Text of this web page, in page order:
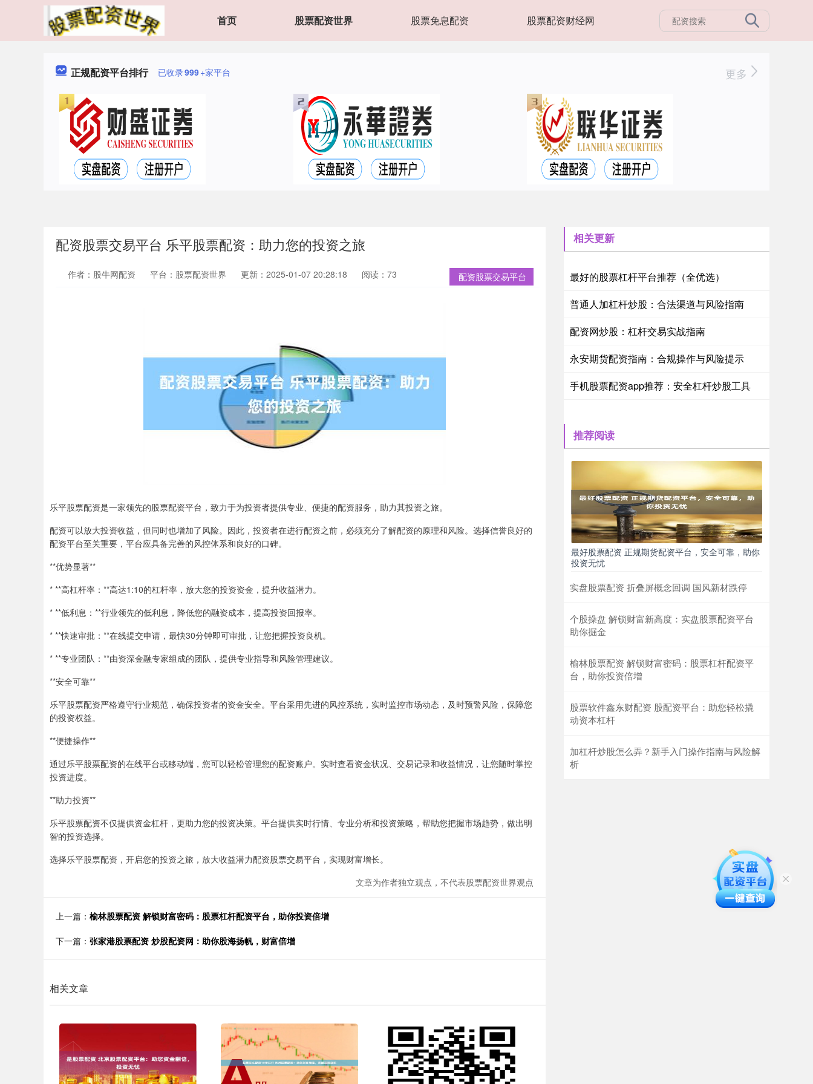
首页 股票配资世界 股票免息配资 股票配资财经网
正规配资平台排行 已收录999+家平台 更多
配资股票交易平台 乐平股票配资：助力您的投资之旅
配资股票交易平台
作者：股牛网配资 平台：股票配资世界 更新：2025-01-07 20:28:18 阅读：73
乐平股票配资是一家领先的股票配资平台，致力于为投资者提供专业、便捷的配资服务，助力其投资之旅。
配资可以放大投资收益，但同时也增加了风险。因此，投资者在进行配资之前，必须充分了解配资的原理和风险。选择信誉良好的
配资平台至关重要，平台应具备完善的风控体系和良好的口碑。
**优势显著**
* **高杠杆率：**高达1:10的杠杆率，放大您的投资资金，提升收益潜力。
* **低利息：**行业领先的低利息，降低您的融资成本，提高投资回报率。
* **快速审批：**在线提交申请，最快30分钟即可审批，让您把握投资良机。
* **专业团队：**由资深金融专家组成的团队，提供专业指导和风险管理建议。
**安全可靠**
乐平股票配资严格遵守行业规范，确保投资者的资金安全。平台采用先进的风控系统，实时监控市场动态，及时预警风险，保障您
的投资权益。
**便捷操作**
通过乐平股票配资的在线平台或移动端，您可以轻松管理您的配资账户。实时查看资金状况、交易记录和收益情况，让您随时掌控
投资进度。
**助力投资**
乐平股票配资不仅提供资金杠杆，更助力您的投资决策。平台提供实时行情、专业分析和投资策略，帮助您把握市场趋势，做出明
智的投资选择。
选择乐平股票配资，开启您的投资之旅，放大收益潜力配资股票交易平台，实现财富增长。
文章为作者独立观点，不代表股票配资世界观点
上一篇： 榆林股票配资 解锁财富密码：股票杠杆配资平台，助你投资倍增
下一篇： 张家港股票配资 炒股配资网：助你股海扬帆，财富倍增
相关文章
相关更新
最好的股票杠杆平台推荐（全优选）
普通人加杠杆炒股：合法渠道与风险指南
配资网炒股：杠杆交易实战指南
永安期货配资指南：合规操作与风险提示
手机股票配资app推荐：安全杠杆炒股工具
推荐阅读
最好股票配资 正规期货配资平台，安全可靠，助你
投资无忧
实盘股票配资 折叠屏概念回调 国风新材跌停
个股操盘 解锁财富新高度：实盘股票配资平台
助你掘金
榆林股票配资 解锁财富密码：股票杠杆配资平
台，助你投资倍增
股票软件鑫东财配资 股配资平台：助您轻松撬
动资本杠杆
加杠杆炒股怎么弄？新手入门操作指南与风险解
析